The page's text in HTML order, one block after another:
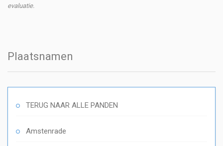
evaluatie.
Plaatsnamen
TERUG NAAR ALLE PANDEN
Amstenrade